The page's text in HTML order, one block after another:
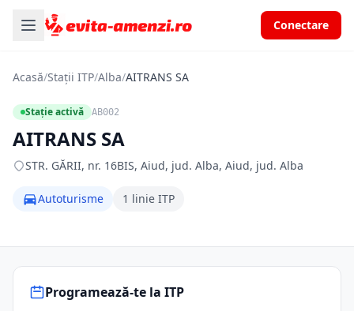
Conectare
Acasă/Stații ITP/Alba/AITRANS SA
Stație activă AB002
AITRANS SA
STR. GĂRII, nr. 16BIS, Aiud, jud. Alba, Aiud, jud. Alba
Autoturisme 1 linie ITP
Programează-te la ITP